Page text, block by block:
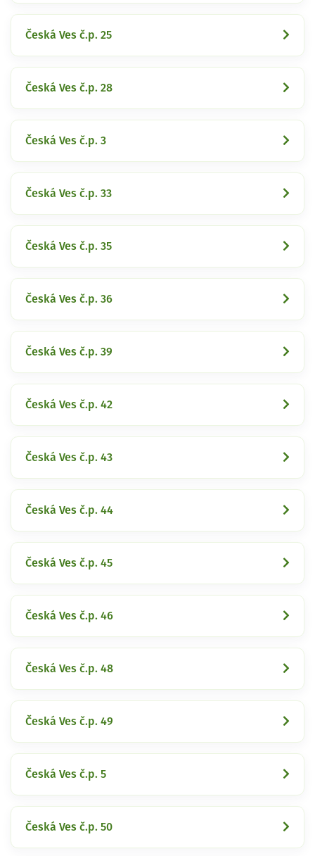
Česká Ves č.p. 25
Česká Ves č.p. 28
Česká Ves č.p. 3
Česká Ves č.p. 33
Česká Ves č.p. 35
Česká Ves č.p. 36
Česká Ves č.p. 39
Česká Ves č.p. 42
Česká Ves č.p. 43
Česká Ves č.p. 44
Česká Ves č.p. 45
Česká Ves č.p. 46
Česká Ves č.p. 48
Česká Ves č.p. 49
Česká Ves č.p. 5
Česká Ves č.p. 50